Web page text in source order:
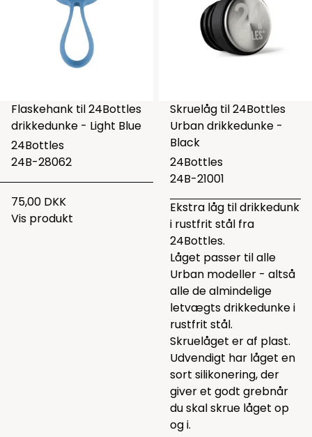
Flaskehank til 24Bottles
drikkedunke - Light Blue
24Bottles
24B-28062
75,00 DKK
Vis produkt
Skruelåg til 24Bottles
Urban drikkedunke -
Black
24Bottles
24B-21001
Ekstra låg til drikkedunk
i rustfrit stål fra
24Bottles.
Låget passer til alle
Urban modeller - altså
alle de almindelige
letvægts drikkedunke i
rustfrit stål.
Skruelåget er af plast.
Udvendigt har låget en
sort silikonering, der
giver et godt grebnår
du skal skrue låget op
og i.